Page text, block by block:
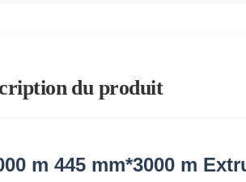
du produit
m 445 mm*3000 m